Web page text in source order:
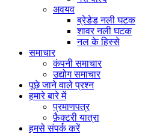
अवयव
ब्रेडेड नली घटक
शावर नली घटक
नल के हिस्से
समाचार
कंपनी समाचार
उद्योग समाचार
पूछे जाने वाले प्रश्न
हमारे बारे में
प्रमाणपत्र
फ़ैक्टरी यात्रा
हमसे संपर्क करें